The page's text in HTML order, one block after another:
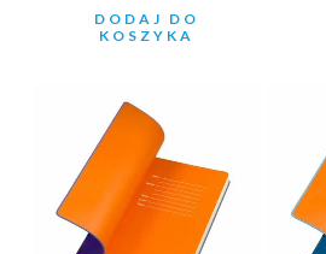
DODAJ DO
KOSZYKA
27.39zł